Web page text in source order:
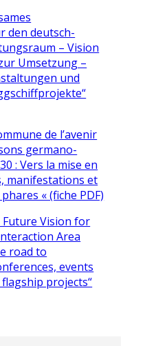
den deutsch-
– Vision
Umsetzung –
und
de l’avenir
germano-
: Vers la mise en
manifestations et
« (fiche PDF)
Future Vision for
Area
road to
events
projects“